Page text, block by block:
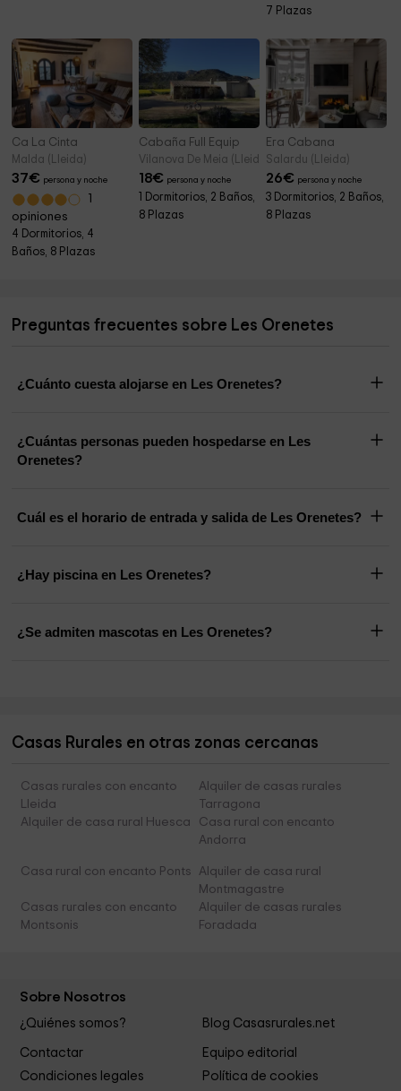
7 Plazas
Ca La Cinta
Malda (Lleida)
37€ persona y noche
opiniones
4 Dormitorios, 4
Baños, 8 Plazas
Cabaña Full Equip
Vilanova De Meia (Lleida)
18€ persona y noche
1 Dormitorios, 2 Baños,
8 Plazas
Era Cabana
Salardu (Lleida)
26€ persona y noche
3 Dormitorios, 2 Baños,
8 Plazas
Preguntas frecuentes sobre Les Orenetes
¿Cuánto cuesta alojarse en Les Orenetes?
¿Cuántas personas pueden hospedarse en Les
Orenetes?
Cuál es el horario de entrada y salida de Les Orenetes?
¿Hay piscina en Les Orenetes?
¿Se admiten mascotas en Les Orenetes?
Casas Rurales en otras zonas cercanas
Casas rurales con encanto
Lleida
Alquiler de casas rurales
Tarragona
Alquiler de casa rural Huesca
Casa rural con encanto
Andorra
Casa rural con encanto Ponts
Alquiler de casa rural
Montmagastre
Casas rurales con encanto
Montsonis
Alquiler de casas rurales
Foradada
Sobre Nosotros
¿Quiénes somos? Blog Casasrurales.net
Contactar
Equipo editorial
Condiciones legales
Política de cookies